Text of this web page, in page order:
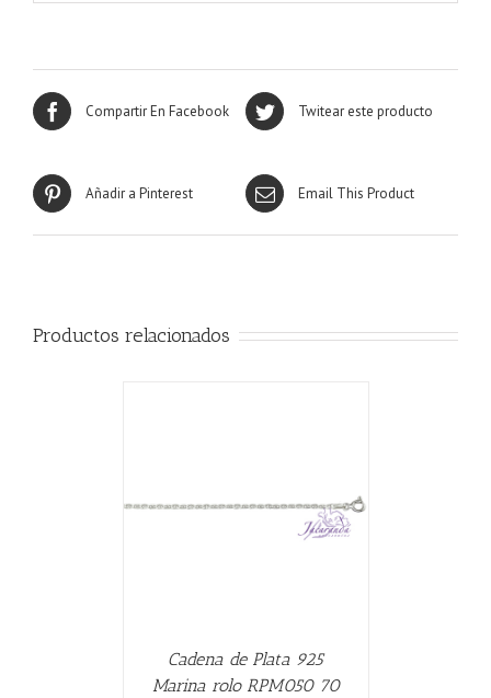
Compartir En Facebook Twitear este producto
Añadir a Pinterest Email This Product
Productos relacionados
Cadena de Plata 925
Marina rolo RPM050 70